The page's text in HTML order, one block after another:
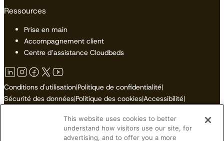
Ressources
Prise en main
Accompagnement client
Centre d’assistance Cloudbeds
Conditions d'utilisation|Politique de confidentialité|
Sécurité des données|Politique des cookies|Accessibilité|
Ne pas vendre ni partager mes informations personnelles
This website uses cookies to better
understand how visitors use our site, for
advertising, and to offer you a more